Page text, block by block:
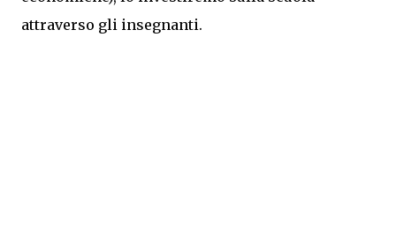
attraverso gli insegnanti.